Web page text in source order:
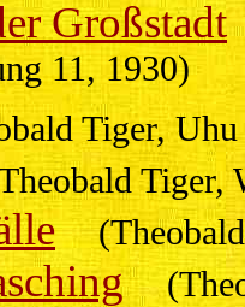
Großstadt
11, 1930)
Tiger,
Tiger,